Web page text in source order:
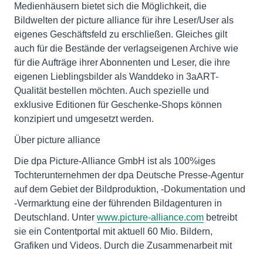
Medienhäusern bietet sich die Möglichkeit, die
Bildwelten der picture alliance für ihre Leser/User als
eigenes Geschäftsfeld zu erschließen. Gleiches gilt
auch für die Bestände der verlagseigenen Archive wie
für die Aufträge ihrer Abonnenten und Leser, die ihre
eigenen Lieblingsbilder als Wanddeko in 3aART-
Qualität bestellen möchten. Auch spezielle und
exklusive Editionen für Geschenke-Shops können
konzipiert und umgesetzt werden.
Über picture alliance
Die dpa Picture-Alliance GmbH ist als 100%iges
Tochterunternehmen der dpa Deutsche Presse-Agentur
auf dem Gebiet der Bildproduktion, -Dokumentation und
-Vermarktung eine der führenden Bildagenturen in
Deutschland. Unter www.picture-alliance.com betreibt
sie ein Contentportal mit aktuell 60 Mio. Bildern,
Grafiken und Videos. Durch die Zusammenarbeit mit